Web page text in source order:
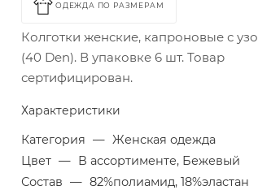
ОДЕЖДА ПО РАЗМЕРАМ
Колготки женские, капроновые с
(40 Den). В упаковке 6 шт. Товар
сертифицирован.
Характеристики
Категория — Женская одежда
Цвет — В ассортименте, Бежевый
Состав — 82%полиамид, 18%эластан